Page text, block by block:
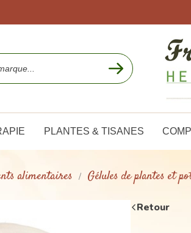
PLANTES & TISANES
alimentaires Gélules de plantes et
Retour